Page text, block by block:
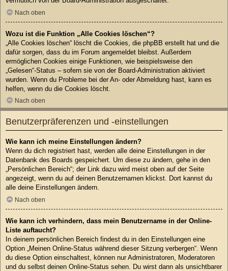
Nach oben
Wozu ist die Funktion „Alle Cookies löschen“?
„Alle Cookies löschen“ löscht die Cookies, die phpBB erstellt hat und die
dafür sorgen, dass du im Forum angemeldet bleibst. Außerdem
ermöglichen Cookies einige Funktionen, wie beispielsweise den
„Gelesen“-Status – sofern sie von der Board-Administration aktiviert
wurden. Wenn du Probleme bei der An- oder Abmeldung hast, kann es
helfen, wenn du die Cookies löscht.
Nach oben
Benutzerpräferenzen und -einstellungen
Wie kann ich meine Einstellungen ändern?
Wenn du dich registriert hast, werden alle deine Einstellungen in der
Datenbank des Boards gespeichert. Um diese zu ändern, gehe in den
„Persönlichen Bereich“; der Link dazu wird meist oben auf der Seite
angezeigt, wenn du auf deinen Benutzernamen klickst. Dort kannst du
alle deine Einstellungen ändern.
Nach oben
Wie kann ich verhindern, dass mein Benutzername in der Online-
Liste auftaucht?
In deinem persönlichen Bereich findest du in den Einstellungen eine
Option „Meinen Online-Status während dieser Sitzung verbergen“. Wenn
du diese Option einschaltest, können nur Administratoren, Moderatoren
und du selbst deinen Online-Status sehen. Du wirst dann als unsichtbarer